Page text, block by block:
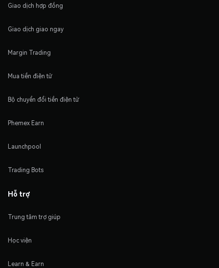
Giao dịch hợp đồng
Giao dịch giao ngay
Margin Trading
Mua tiền điện tử
Bộ chuyển đổi tiền điện tử
Phemex Earn
Launchpool
Trading Bots
Hỗ trợ
Trung tâm trợ giúp
Học viện
Learn & Earn